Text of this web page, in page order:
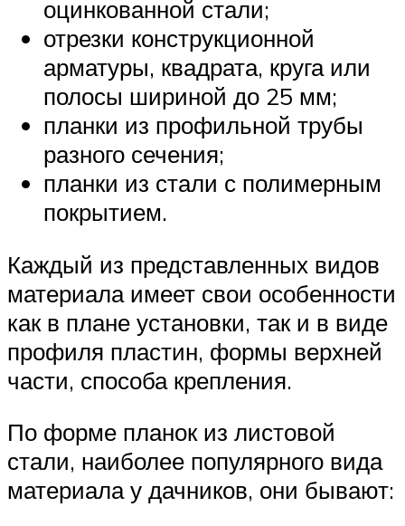
оцинкованной стали;
отрезки конструкционной
арматуры, квадрата, круга или
полосы шириной до 25 мм;
планки из профильной трубы
разного сечения;
планки из стали с полимерным
покрытием.
Каждый из представленных видов
материала имеет свои особенности
как в плане установки, так и в виде
профиля пластин, формы верхней
части, способа крепления.
По форме планок из листовой
стали, наиболее популярного вида
материала у дачников, они бывают: